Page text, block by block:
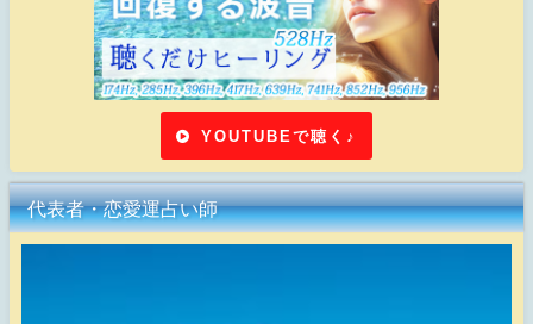
YOUTUBEで聴く♪
代表者・恋愛運占い師